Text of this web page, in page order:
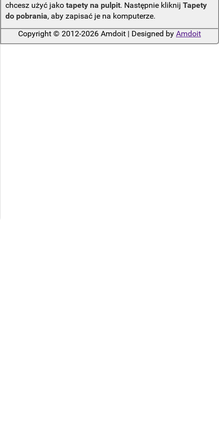
chcesz użyć jako tapety na pulpit. Następnie kliknij Tapety
do pobrania, aby zapisać je na komputerze.
Copyright © 2012-2026 Amdoit | Designed by Amdoit